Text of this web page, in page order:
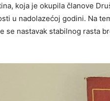
koja je okupila članove
u nadolazećoj godini. Na
se nastavak stabilnog rasta